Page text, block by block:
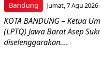
Bandung Jumat, 7 Agu 2026
KOTA BANDUNG – Ketua
(LPTQ) Jawa Barat Asep
diselenggarakan....